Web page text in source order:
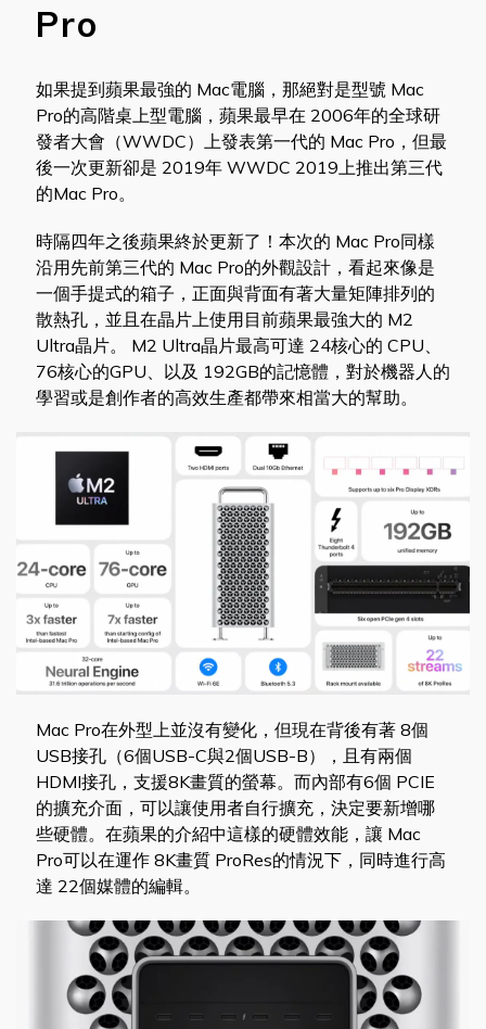
Pro
如果提到蘋果最強的 Mac電腦，那絕對是型號 Mac
Pro的高階桌上型電腦，蘋果最早在 2006年的全球研
發者大會（WWDC）上發表第一代的 Mac Pro，但最
後一次更新卻是 2019年 WWDC 2019上推出第三代
的Mac Pro。
時隔四年之後蘋果終於更新了！本次的 Mac Pro同樣
沿用先前第三代的 Mac Pro的外觀設計，看起來像是
一個手提式的箱子，正面與背面有著大量矩陣排列的
散熱孔，並且在晶片上使用目前蘋果最強大的 M2
Ultra晶片。 M2 Ultra晶片最高可達 24核心的 CPU、
76核心的GPU、以及 192GB的記憶體，對於機器人的
學習或是創作者的高效生產都帶來相當大的幫助。
Mac Pro在外型上並沒有變化，但現在背後有著 8個
USB接孔（6個USB-C與2個USB-B），且有兩個
HDMI接孔，支援8K畫質的螢幕。而內部有6個 PCIE
的擴充介面，可以讓使用者自行擴充，決定要新增哪
些硬體。在蘋果的介紹中這樣的硬體效能，讓 Mac
Pro可以在運作 8K畫質 ProRes的情況下，同時進行高
達 22個媒體的編輯。